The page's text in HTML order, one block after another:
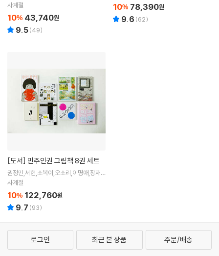
사계절
10% 43,740원
9.5(49)
10% 78,390원
9.6 (62)
[도서] 민주인권 그림책 8권 세트
권정민,서현,소복이,오소리,이명애,장재
은,정진호,조원희,최경식,한성민,홍지혜
사계절
10% 122,760원
9.7 (93)
로그인 최근 본 상품 주문/배송